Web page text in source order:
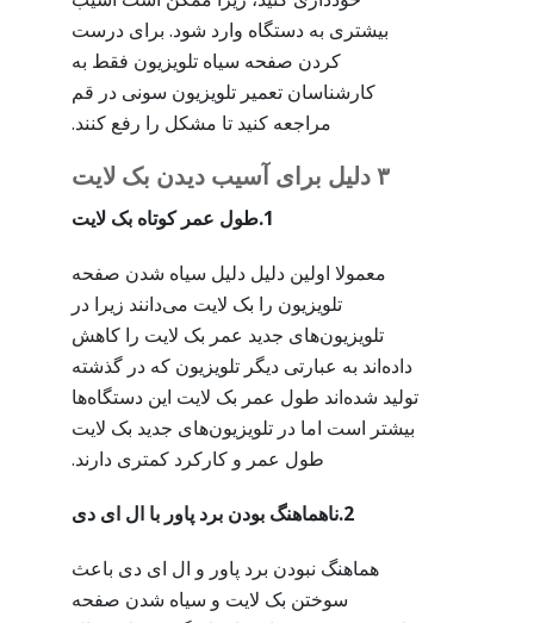
بیشتری به دستگاه وارد شود. برای درست
کردن صفحه سیاه تلویزیون فقط به
کارشناسان تعمیر تلویزیون سونی در قم
مراجعه کنید تا مشکل را رفع کنند.
۳ دلیل برای آسیب دیدن بک لایت
1.طول عمر کوتاه بک لایت
معمولا اولین دلیل دلیل سیاه شدن صفحه
تلویزیون را بک لایت می‌دانند زیرا در
تلویزیون‌های جدید عمر بک لایت را کاهش
داده‌اند به عبارتی دیگر تلویزیون که در گذشته
تولید شده‌اند طول عمر بک لایت این دستگاه‌ها
بیشتر است اما در تلویزیون‌های جدید بک لایت
طول عمر و کارکرد کمتری دارند.
2.ناهماهنگ بودن برد پاور با ال ای دی
هماهنگ نبودن برد پاور و ال ای دی باعث
سوختن بک لایت و سیاه شدن صفحه